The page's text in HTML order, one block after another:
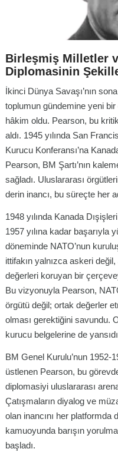
Birleşmiş Milletler
Diplomasinin
İkinci Dünya Savaşı’nın
toplumun gündemine yeni
hâkim oldu. Pearson, bu
aldı. 1945 yılında San
Kurucu Konferansı’na
Pearson, BM Şartı’nın
sağladı. Uluslararası
derin inancı, bu süreçte her
1948 yılında Kanada
1957 yılına kadar başarıyla
döneminde NATO’nun
ittifakın yalnızca askeri
değerleri koruyan bir
Bu vizyonuyla Pearson,
örgütü değil; ortak değerler
olması gerektiğini savundu.
kurucu belgelerine de
BM Genel Kurulu’nun 1952-
üstlenen Pearson, bu
diplomasiyi uluslararası
Çatışmaların diyalog ve
olan inancını her platformda
kamuoyunda barışın
başladı.